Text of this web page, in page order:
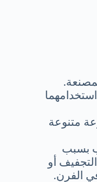
متنوعة
بسبب
أو
الفرن.